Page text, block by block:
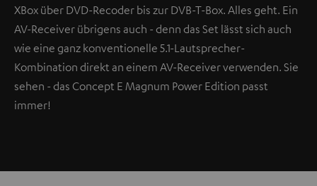
XBox über DVD-Recoder bis zur DVB-T-Box. Alles geht. Ein
AV-Receiver übrigens auch - denn das Set lässt sich auch
wie eine ganz konventionelle 5.1-Lautsprecher-
Kombination direkt an einem AV-Receiver verwenden. Sie
sehen - das Concept E Magnum Power Edition passt
immer!